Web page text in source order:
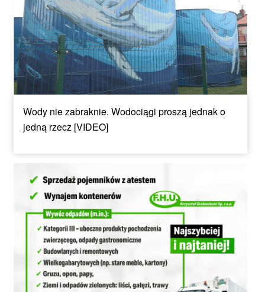
Wody nie zabraknie. Wodociągi proszą jednak o
jedną rzecz [VIDEO]